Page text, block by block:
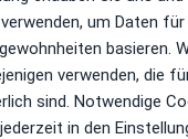
Online-
um Daten
basieren.
verwenden, die
sind. Notwendige
in den